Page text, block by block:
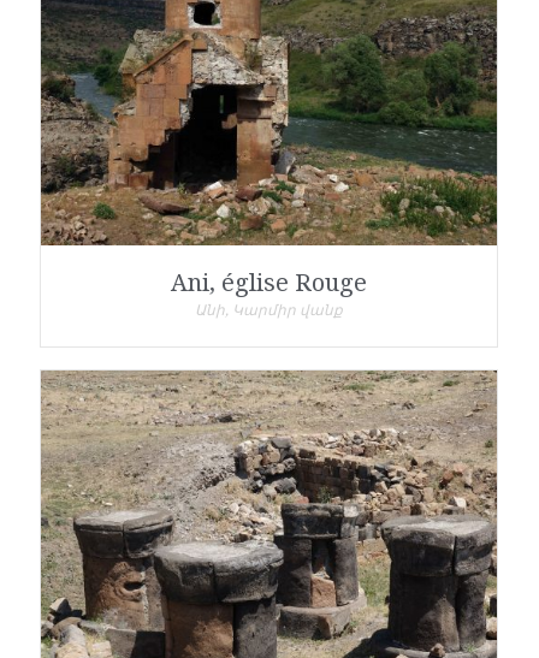
Ani, église Rouge
Անի, Կարմիր վանք